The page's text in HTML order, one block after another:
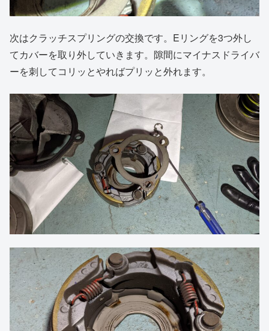
次はクラッチスプリングの交換です。Eリングを3つ外し
てカバーを取り外していきます。隙間にマイナスドライバ
ーを刺してコリッとやればプリッと外れます。